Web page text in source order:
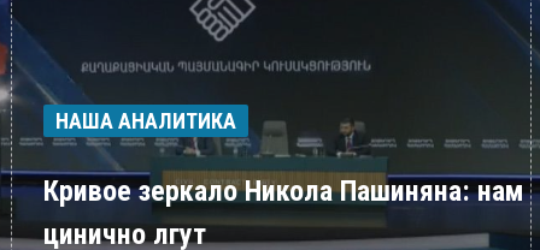
НАША АНАЛИТИКА
Кривое зеркало Никола Пашиняна: нам
цинично лгут